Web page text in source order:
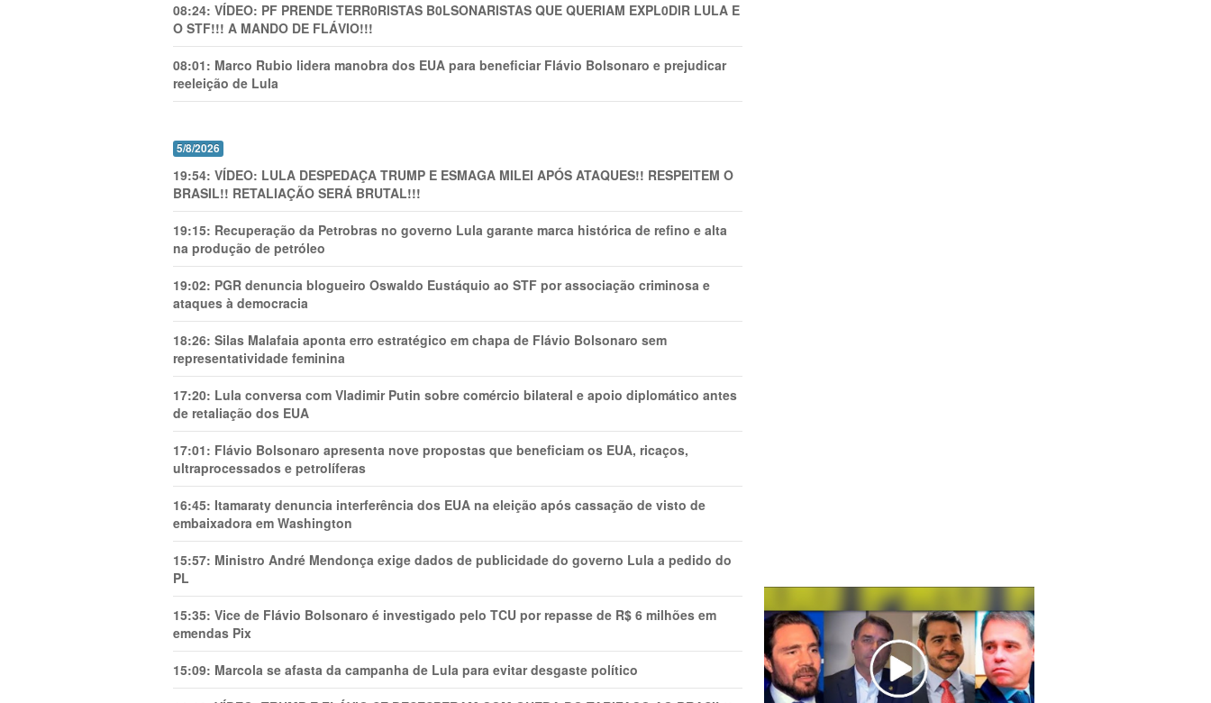
08:24: VÍDEO: PF PRENDE TERR0RlSTAS B0LSONARlSTAS QUE QUERIAM EXPL0DlR LULA E
O STF!!! A MANDO DE FLÁVIO!!!
08:01: Marco Rubio lidera manobra dos EUA para beneficiar Flávio Bolsonaro e prejudicar
reeleição de Lula
5/8/2026
19:54: VÍDEO: LULA DESPEDAÇA TRUMP E ESMAGA MILEI APÓS ATAQUES!! RESPEITEM O
BRASIL!! RETALIAÇÃO SERÁ BRUTAL!!!
19:15: Recuperação da Petrobras no governo Lula garante marca histórica de refino e alta
na produção de petróleo
19:02: PGR denuncia blogueiro Oswaldo Eustáquio ao STF por associação criminosa e
ataques à democracia
18:26: Silas Malafaia aponta erro estratégico em chapa de Flávio Bolsonaro sem
representatividade feminina
17:20: Lula conversa com Vladimir Putin sobre comércio bilateral e apoio diplomático antes
de retaliação dos EUA
17:01: Flávio Bolsonaro apresenta nove propostas que beneficiam os EUA, ricaços,
ultraprocessados e petrolíferas
16:45: Itamaraty denuncia interferência dos EUA na eleição após cassação de visto de
embaixadora em Washington
15:57: Ministro André Mendonça exige dados de publicidade do governo Lula a pedido do
PL
15:35: Vice de Flávio Bolsonaro é investigado pelo TCU por repasse de R$ 6 milhões em
emendas Pix
15:09: Marcola se afasta da campanha de Lula para evitar desgaste político